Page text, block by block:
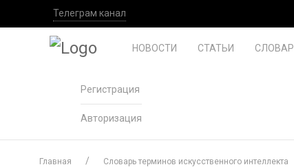
Телеграм канал
НОВОСТИ СТАТЬИ
Регистрация
Авторизация
Главная Словарь терминов искусственного интеллекта